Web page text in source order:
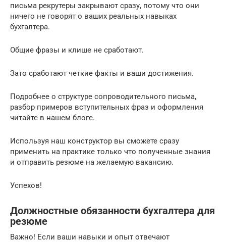
письма рекрутеры закрывают сразу, потому что они
ничего не говорят о ваших реальных навыках
бухгалтера.
Общие фразы и клише не сработают.
Зато сработают четкие факты и ваши достижения.
Подробнее о структуре сопроводительного письма,
разбор примеров вступительных фраз и оформления
читайте в нашем блоге.
Используя наш конструктор вы сможете сразу
применить на практике только что полученные знания
и отправить резюме на желаемую вакансию.
Успехов!
Должностные обязанности бухгалтера для
резюме
Важно! Если ваши навыки и опыт отвечают